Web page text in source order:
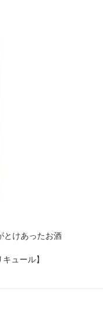
とけあったお酒
ュール】